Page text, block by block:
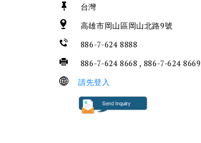
台灣
高雄市岡山區岡山北路9號
886-7-624 8888
886-7-624 8668 , 886-7-624 8669
請先登入